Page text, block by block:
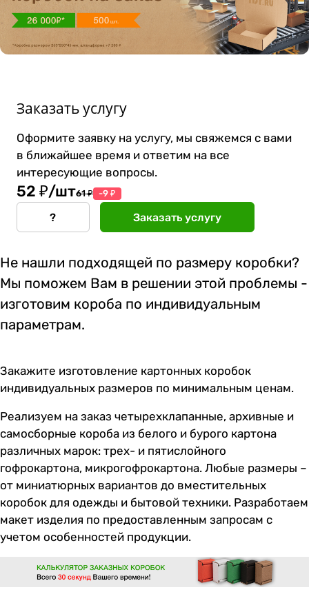
Заказать услугу
Оформите заявку на услугу, мы свяжемся с вами
в ближайшее время и ответим на все
интересующие вопросы.
52 ₽/шт61 ₽ -9 ₽
? Заказать услугу
Не нашли подходящей по размеру коробки?
Мы поможем Вам в решении этой проблемы -
изготовим короба по индивидуальным
параметрам.
Закажите изготовление картонных коробок
индивидуальных размеров по минимальным ценам.
Реализуем на заказ четырехклапанные, архивные и
самосборные короба из белого и бурого картона
различных марок: трех- и пятислойного
гофрокартона, микрогофрокартона. Любые размеры –
от миниатюрных вариантов до вместительных
коробок для одежды и бытовой техники. Разработаем
макет изделия по предоставленным запросам с
учетом особенностей продукции.